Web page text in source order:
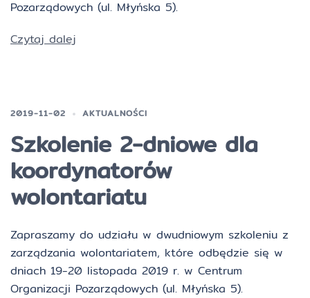
Pozarządowych (ul. Młyńska 5).
Czytaj dalej
2019-11-02 AKTUALNOŚCI
Szkolenie 2-dniowe dla
koordynatorów
wolontariatu
Zapraszamy do udziału w dwudniowym szkoleniu z
zarządzania wolontariatem, które odbędzie się w
dniach 19-20 listopada 2019 r. w Centrum
Organizacji Pozarządowych (ul. Młyńska 5).